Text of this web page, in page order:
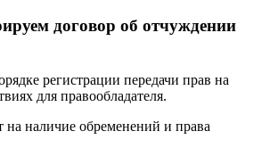
договор об отчуждении
регистрации передачи прав на
для правообладателя.
на наличие обременений и права